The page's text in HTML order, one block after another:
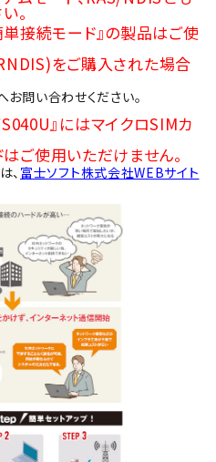
。
接続モード』の製品はご使
をご購入された場合
問い合わせください。
』にはマイクロSIMカ
ご使用いただけません。
、 富士ソフト株式会社WEBサイト